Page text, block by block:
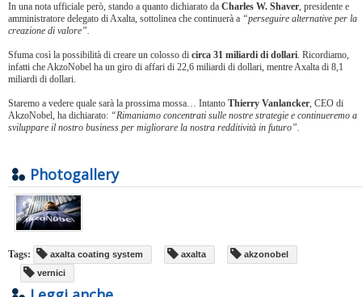
In una nota ufficiale però, stando a quanto dichiarato da Charles W. Shaver, presidente e
amministratore delegato di Axalta, sottolinea che continuerà a “perseguire alternative per la
creazione di valore”.
Sfuma così la possibilità di creare un colosso di circa 31 miliardi di dollari. Ricordiamo,
infatti che AkzoNobel ha un giro di affari di 22,6 miliardi di dollari, mentre Axalta di 8,1
miliardi di dollari.
Staremo a vedere quale sarà la prossima mossa… Intanto Thierry Vanlancker, CEO di
AkzoNobel, ha dichiarato: “Rimaniamo concentrati sulle nostre strategie e continueremo a
sviluppare il nostro business per migliorare la nostra redditività in futuro”.
Photogallery
Tags: axalta coating system axalta
akzonobel
vernici